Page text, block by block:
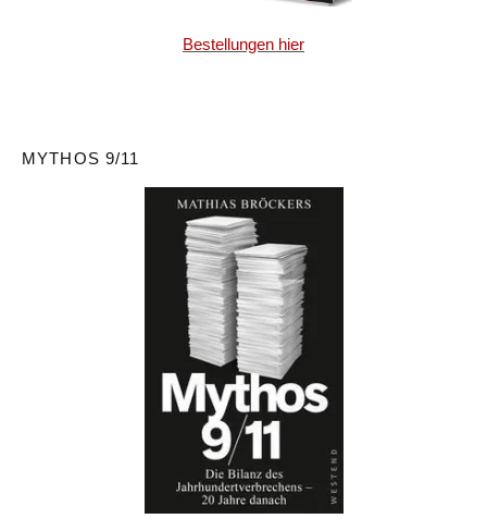
Bestellungen hier
MYTHOS 9/11